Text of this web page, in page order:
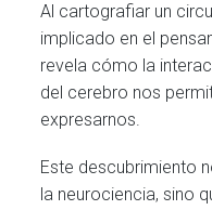
Al cartografiar un
implicado en el
revela cómo la
del cerebro nos
expresarnos.
Este descubrimiento
la neurociencia, sino